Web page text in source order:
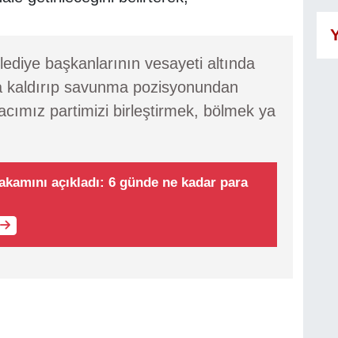
başkanlarının vesayeti altında
savunma pozisyonundan
partimizi birleştirmek, bölmek ya
açıkladı: 6 günde ne kadar para